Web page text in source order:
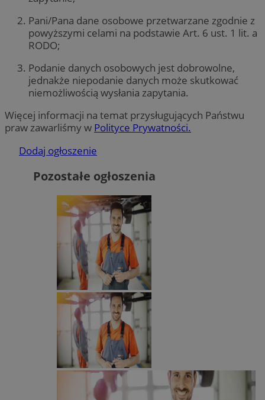
Pani/Pana dane osobowe przetwarzane zgodnie z
powyższymi celami na podstawie Art. 6 ust. 1 lit. a
RODO;
Podanie danych osobowych jest dobrowolne,
jednakże niepodanie danych może skutkować
niemożliwością wysłania zapytania.
Więcej informacji na temat przysługujących Państwu
praw zawarliśmy w Polityce Prywatności.
Dodaj ogłoszenie
Pozostałe ogłoszenia